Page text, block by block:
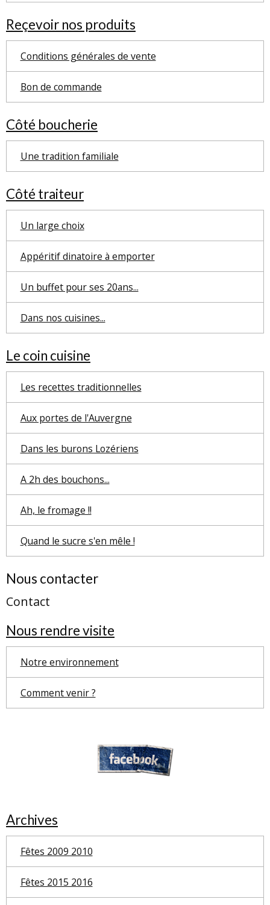
Reçevoir nos produits
Conditions générales de vente
Bon de commande
Côté boucherie
Une tradition familiale
Côté traiteur
Un large choix
Appéritif dinatoire à emporter
Un buffet pour ses 20ans...
Dans nos cuisines...
Le coin cuisine
Les recettes traditionnelles
Aux portes de l'Auvergne
Dans les burons Lozériens
A 2h des bouchons...
Ah, le fromage !!
Quand le sucre s'en mêle !
Nous contacter
Contact
Nous rendre visite
Notre environnement
Comment venir ?
Archives
Fêtes 2009 2010
Fêtes 2015 2016